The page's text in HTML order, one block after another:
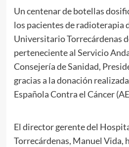
Un centenar de botellas
los pacientes de radioterapia
Universitario Torrecárdenas
perteneciente al Servicio
Consejería de Sanidad,
gracias a la donación
Española Contra el Cáncer
El director gerente del
Torrecárdenas, Manuel Vida,